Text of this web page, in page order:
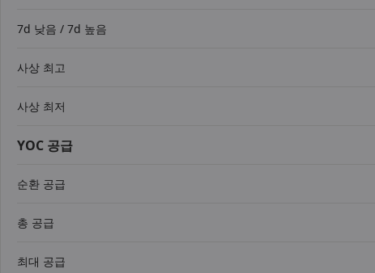
7d 낮음 / 7d 높음
사상 최고
사상 최저
YOC 공급
순환 공급
총 공급
최대 공급